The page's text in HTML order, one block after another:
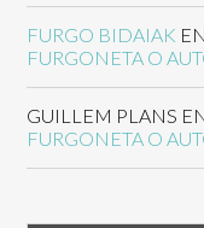
FURGO BIDAIAK
FURGONETA O
GUILLEM PLANS
FURGONETA O